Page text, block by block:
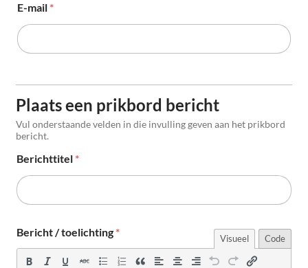
E-mail *
Plaats een prikbord bericht
Vul onderstaande velden in die invulling geven aan het prikbord
bericht.
Berichttitel *
Bericht / toelichting * Visueel Code